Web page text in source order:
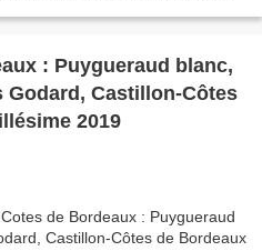
: Puygueraud blanc,
Godard, Castillon-Côtes
2019